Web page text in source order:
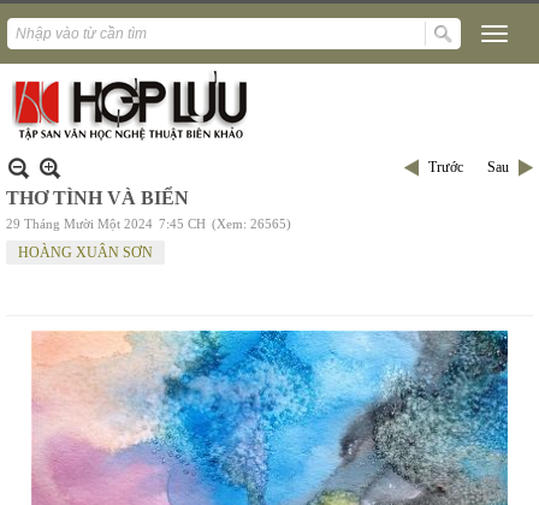
Trước Sau
THƠ TÌNH VÀ BIỂN
29 Tháng Mười Một 2024 7:45 CH (Xem: 26565)
HOÀNG XUÂN SƠN